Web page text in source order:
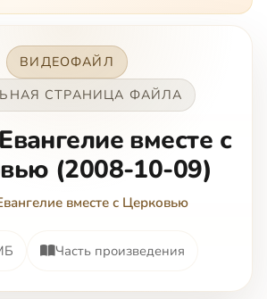
ВИДЕОФАЙЛ
СТРАНИЦА ФАЙЛА
вместе с
(2008-10-09)
вместе с Церковью
Часть произведения